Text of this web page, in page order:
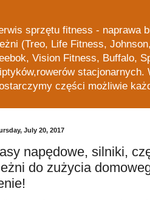
sprzętu fitness - naprawa
(Treo, Life Fitness,
Vision Fitness, Buffalo,
części możliwie
July 20, 2017
napędowe, silniki,
do zużycia